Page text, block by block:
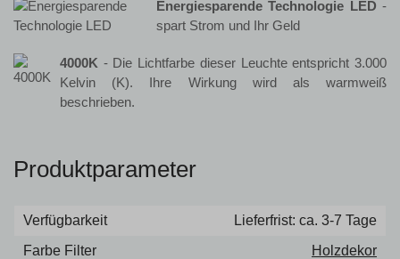
Energiesparende Technologie LED -
spart Strom und Ihr Geld
4000K - Die Lichtfarbe dieser Leuchte entspricht 3.000
Kelvin (K). Ihre Wirkung wird als warmweiß
beschrieben.
Produktparameter
Verfügbarkeit
Lieferfrist: ca. 3-7 Tage
Farbe Filter
Holzdekor